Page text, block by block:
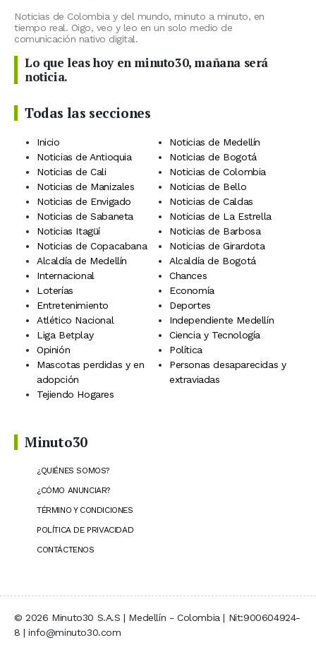
Noticias de Colombia y del mundo, minuto a minuto, en
tiempo real. Oigo, veo y leo en un solo medio de
comunicación nativo digital.
Lo que leas hoy en minuto30, mañana será
noticia.
Todas las secciones
Inicio
Noticias de Medellín
Noticias de Antioquia
Noticias de Bogotá
Noticias de Cali
Noticias de Colombia
Noticias de Manizales
Noticias de Bello
Noticias de Envigado
Noticias de Caldas
Noticias de Sabaneta
Noticias de La Estrella
Noticias Itagüí
Noticias de Barbosa
Noticias de Copacabana
Noticias de Girardota
Alcaldía de Medellín
Alcaldía de Bogotá
Internacional
Chances
Loterías
Economía
Entretenimiento
Deportes
Atlético Nacional
Independiente Medellín
Liga Betplay
Ciencia y Tecnología
Opinión
Política
Mascotas perdidas y en
adopción
Personas desaparecidas y
extraviadas
Tejiendo Hogares
Minuto30
¿QUIÉNES SOMOS?
¿CÓMO ANUNCIAR?
TÉRMINO Y CONDICIONES
POLÍTICA DE PRIVACIDAD
CONTÁCTENOS
© 2026 Minuto30 S.A.S | Medellín - Colombia | Nit:900604924-
8 | info@minuto30.com